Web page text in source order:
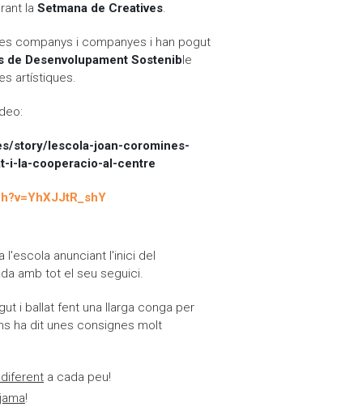
la Setmana de Creatives.
companys i companyes i han pogut
de Desenvolupament Sostenible
artístiques.
story/lescola-joan-coromines-
i-la-cooperacio-al-centre
a l'escola anunciant l'inici del
amb tot el seu seguici.
i ballat fent una llarga conga per
ha dit unes consignes molt
a cada peu!
!